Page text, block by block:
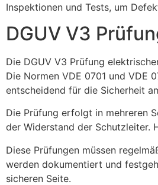
Inspektionen und Tests, um
DGUV V3
Die DGUV V3 Prüfung
Die Normen VDE 0701 und VDE
entscheidend für die Sicherheit
Die Prüfung erfolgt in mehreren
der Widerstand der Schutzleiter.
Diese Prüfungen müssen
werden dokumentiert und
sicheren Seite.